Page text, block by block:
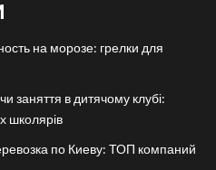
на морозе: грелки для
заняття в дитячому клубі:
школярів
по Киеву: ТОП компаний